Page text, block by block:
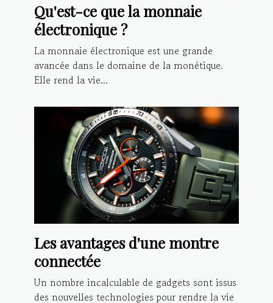
Qu'est-ce que la monnaie
électronique ?
La monnaie électronique est une grande
avancée dans le domaine de la monétique.
Elle rend la vie...
Les avantages d'une montre
connectée
Un nombre incalculable de gadgets sont issus
des nouvelles technologies pour rendre la vie